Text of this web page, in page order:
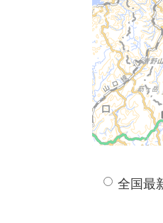
全国最